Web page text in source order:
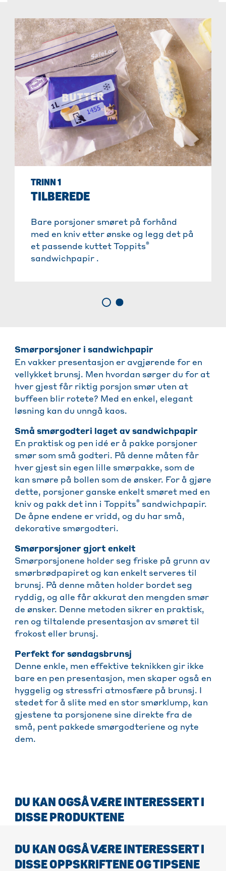
TRINN 1
TILBEREDE
Bare porsjoner smøret på forhånd
med en kniv etter ønske og legg det på
et passende kuttet Toppits®
sandwichpapir .
Smørporsjoner i sandwichpapir
En vakker presentasjon er avgjørende for en
vellykket brunsj. Men hvordan sørger du for at
hver gjest får riktig porsjon smør uten at
buffeen blir rotete? Med en enkel, elegant
løsning kan du unngå kaos.
Små smørgodteri laget av sandwichpapir
En praktisk og pen idé er å pakke porsjoner
smør som små godteri. På denne måten får
hver gjest sin egen lille smørpakke, som de
kan smøre på bollen som de ønsker. For å gjøre
dette, porsjoner ganske enkelt smøret med en
kniv og pakk det inn i Toppits® sandwichpapir.
De åpne endene er vridd, og du har små,
dekorative smørgodteri.
Smørporsjoner gjort enkelt
Smørporsjonene holder seg friske på grunn av
smørbrødpapiret og kan enkelt serveres til
brunsj. På denne måten holder bordet seg
ryddig, og alle får akkurat den mengden smør
de ønsker. Denne metoden sikrer en praktisk,
ren og tiltalende presentasjon av smøret til
frokost eller brunsj.
Perfekt for søndagsbrunsj
Denne enkle, men effektive teknikken gir ikke
bare en pen presentasjon, men skaper også en
hyggelig og stressfri atmosfære på brunsj. I
stedet for å slite med en stor smørklump, kan
gjestene ta porsjonene sine direkte fra de
små, pent pakkede smørgodteriene og nyte
dem.
DU KAN OGSÅ VÆRE INTERESSERT I
DISSE PRODUKTENE
DU KAN OGSÅ VÆRE INTERESSERT I
DISSE OPPSKRIFTENE OG TIPSENE